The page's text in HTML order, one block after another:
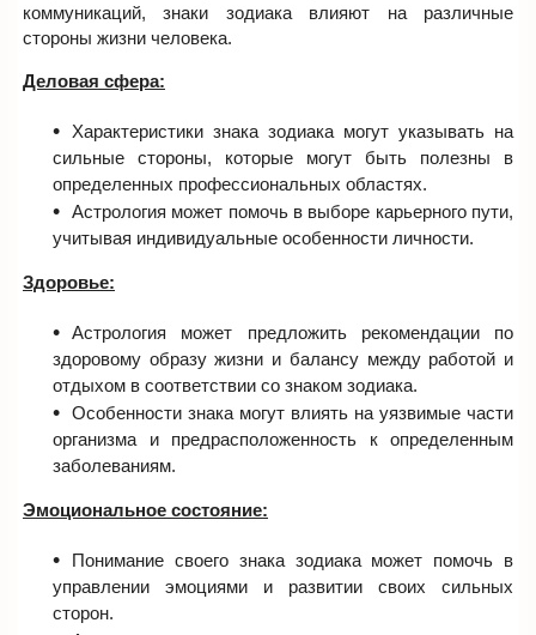
коммуникаций, знаки зодиака влияют на различные
стороны жизни человека.
Деловая сфера:
Характеристики знака зодиака могут указывать на
сильные стороны, которые могут быть полезны в
определенных профессиональных областях.
Астрология может помочь в выборе карьерного пути,
учитывая индивидуальные особенности личности.
Здоровье:
Астрология может предложить рекомендации по
здоровому образу жизни и балансу между работой и
отдыхом в соответствии со знаком зодиака.
Особенности знака могут влиять на уязвимые части
организма и предрасположенность к определенным
заболеваниям.
Эмоциональное состояние:
Понимание своего знака зодиака может помочь в
управлении эмоциями и развитии своих сильных
сторон.